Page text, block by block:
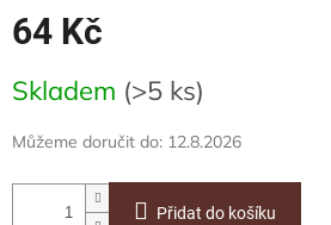
64 Kč
cena:
Skladem (>5 ks)
Můžeme doručit do: 12.8.2026
Přidat do košíku